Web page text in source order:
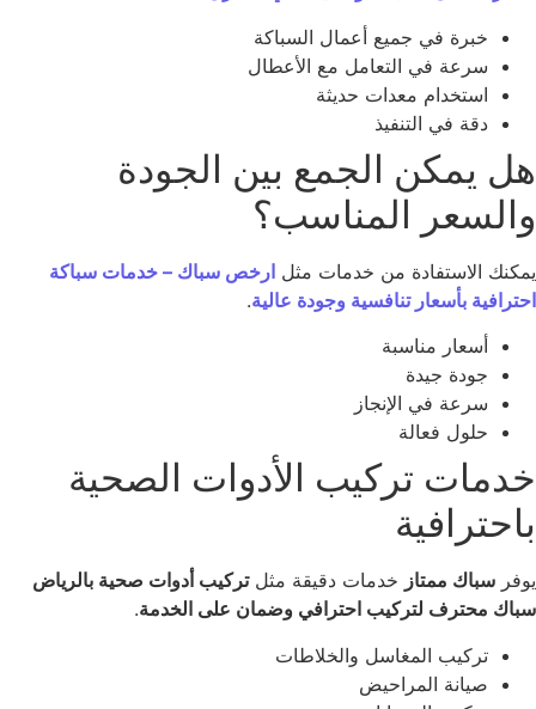
خبرة في جميع أعمال السباكة
سرعة في التعامل مع الأعطال
استخدام معدات حديثة
دقة في التنفيذ
يمكن الجمع بين الجودة
المناسب؟
الاستفادة من خدمات مثل ارخص سباك – خدمات سباكة
بأسعار تنافسية وجودة عالية.
أسعار مناسبة
جودة جيدة
سرعة في الإنجاز
حلول فعالة
تركيب الأدوات الصحية
سباك ممتازخدمات دقيقة مثل تركيب أدوات صحية بالرياض
محترف لتركيب احترافي وضمان على الخدمة.
تركيب المغاسل والخلاطات
صيانة المراحيض